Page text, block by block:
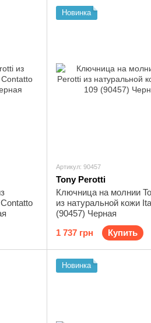
Новинка
Артикул: 90457
Tony Perotti
Ключница на молнии
из натуральной кожи
(90457) Черная
1 737 грн
Купить
Новинка